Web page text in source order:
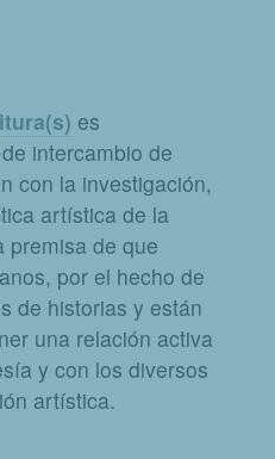
es
intercambio de
con la investigación,
artística de la
premisa de que
por el hecho de
de historias y están
una relación activa
y con los diversos
artística.